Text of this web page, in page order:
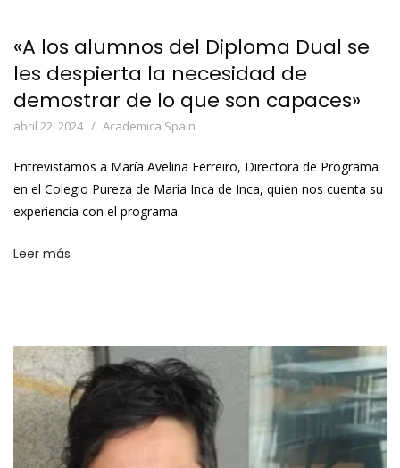
«A los alumnos del Diploma Dual se
les despierta la necesidad de
demostrar de lo que son capaces»
abril 22, 2024 Academica Spain
Entrevistamos a María Avelina Ferreiro, Directora de Programa
en el Colegio Pureza de María Inca de Inca, quien nos cuenta su
experiencia con el programa.
Leer más